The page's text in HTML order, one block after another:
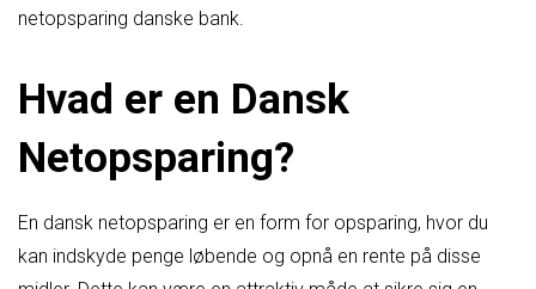
netopsparing danske bank.
Hvad er en Dansk
Netopsparing?
En dansk netopsparing er en form for opsparing, hvor du
kan indskyde penge løbende og opnå en rente på disse